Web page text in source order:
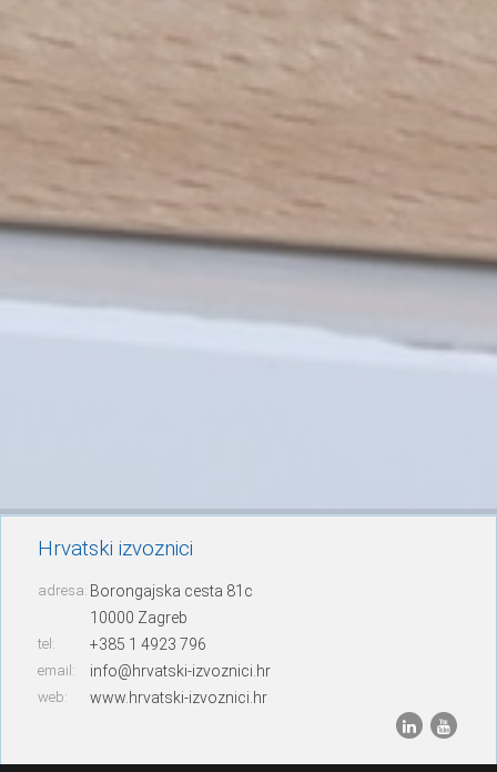
Hrvatski izvoznici
adresa: Borongajska cesta 81c
10000 Zagreb
tel: +385 1 4923 796
email: info@hrvatski-izvoznici.hr
web: www.hrvatski-izvoznici.hr